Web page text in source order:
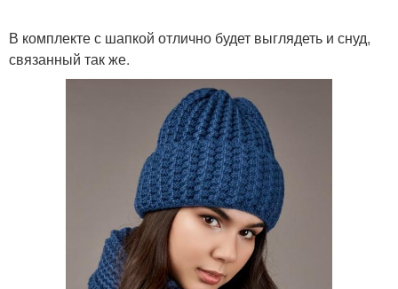
В комплекте с шапкой отлично будет выглядеть и снуд,
связанный так же.